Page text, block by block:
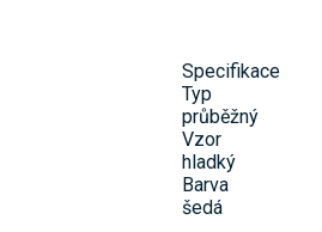
Specifikace
Typ
průběžný
Vzor
hladký
Barva
šedá